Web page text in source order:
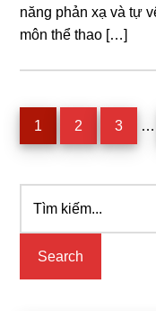
năng phản xạ và tự
môn thể thao […]
Page
1 Page
2 Page
3 …
Primary
Sidebar
kiếm...